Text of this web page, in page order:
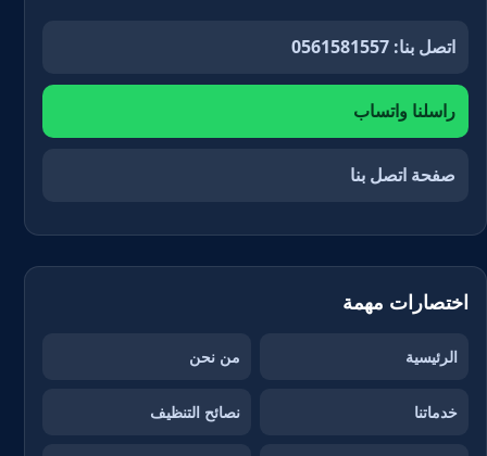
اتصل بنا: 0561581557
راسلنا واتساب
صفحة اتصل بنا
اختصارات مهمة
الرئيسية من نحن
خدماتنا نصائح التنظيف